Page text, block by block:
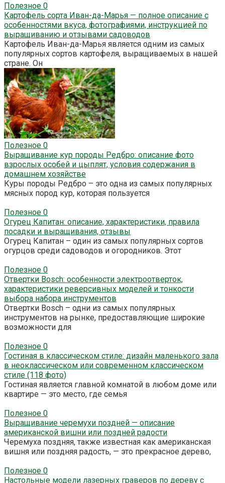
Полезное 0
Картофель сорта Иван-да-Марья — полное описание с
особенностями вкуса, фотографиями, инструкцией по
выращиванию и отзывами садоводов
Картофель Иван-да-Марья является одним из самых
популярных сортов картофеля, выращиваемых в нашей
стране. Он
Полезное 0
Выращивание кур породы Редбро: описание фото
взрослых особей и цыплят, условия содержания в
домашнем хозяйстве
Куры породы Редбро – это одна из самых популярных
мясных пород кур, которая пользуется
Полезное 0
Огурец Капитан: описание, характеристики, правила
посадки и выращивания, отзывы
Огурец Капитан – один из самых популярных сортов
огурцов среди садоводов и огородников. Этот
Полезное 0
Отвертки Bosch: особенности электроотверток,
характеристики реверсивных моделей и тонкости
выбора набора инструментов
Отвертки Bosch – одни из самых популярных
инструментов на рынке, предоставляющие широкие
возможности для
Полезное 0
Гостиная в классическом стиле: дизайн маленького зала
в неоклассическом или современном классическом
стиле (118 фото)
Гостиная является главной комнатой в любом доме или
квартире — это место, где семья
Полезное 0
Выращивание черемухи поздней — описание
американской вишни или поздней радости
Черемуха поздняя, также известная как американская
вишня или поздняя радость, — это прекрасное дерево,
Полезное 0
Настольные модели лазерных граверов по дереву с